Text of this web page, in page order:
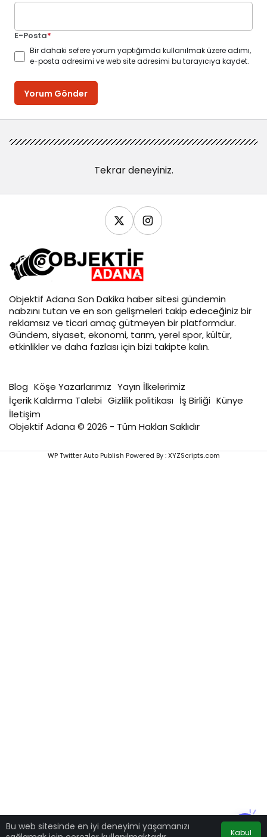
E-Posta*
Bir dahaki sefere yorum yaptığımda kullanılmak üzere adımı,
e-posta adresimi ve web site adresimi bu tarayıcıya kaydet.
Yorum Gönder
Tekrar deneyiniz.
Bu web sitesinde en iyi deneyimi yaşamanızı
Kabul
Objektif Adana Son Dakika haber sitesi gündemin
nabzını tutan ve en son gelişmeleri takip edeceğiniz bir
reklamsız ve ticari amaç gütmeyen bir platformdur.
Gündem, siyaset, ekonomi, tarım, yerel spor, kültür,
etkinlikler ve daha fazlası için bizi takipte kalın.
Blog Köşe Yazarlarımız Yayın İlkelerimiz
İçerik Kaldırma Talebi Gizlilik politikası İş Birliği Künye
İletişim
Objektif Adana © 2026 - Tüm Hakları Saklıdır
WP Twitter Auto Publish Powered By :XYZScripts.com